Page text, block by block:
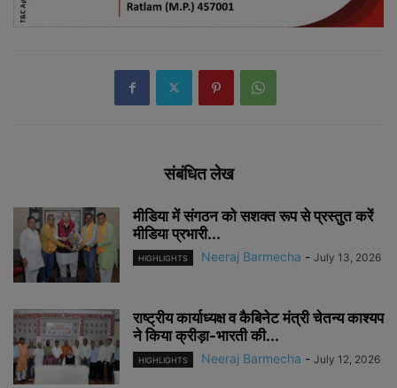
संबंधित लेख
मीडिया में संगठन को सशक्त रूप से प्रस्तुत करें
मीडिया प्रभारी...
HIGHLIGHTS Neeraj Barmecha - July 13, 2026
राष्ट्रीय कार्याध्यक्ष व कैबिनेट मंत्री चेतन्य काश्यप
ने किया क्रीड़ा-भारती की...
HIGHLIGHTS Neeraj Barmecha - July 12, 2026